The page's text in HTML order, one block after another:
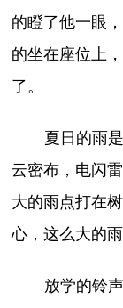
的瞪了他一眼
的坐在座位上
了。
夏日的雨
云密布，电闪
大的雨点打在
心，这么大的
放学的铃